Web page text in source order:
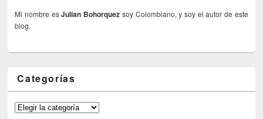
Mi nombre esJulian Bohorquez soy Colombiano, y soy el autor de este
blog.
Categorías
Categorías